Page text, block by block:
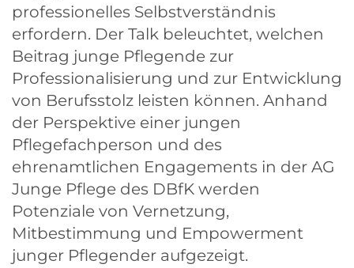
professionelles Selbstverständnis
erfordern. Der Talk beleuchtet, welchen
Beitrag junge Pflegende zur
Professionalisierung und zur Entwicklung
von Berufsstolz leisten können. Anhand
der Perspektive einer jungen
Pflegefachperson und des
ehrenamtlichen Engagements in der AG
Junge Pflege des DBfK werden
Potenziale von Vernetzung,
Mitbestimmung und Empowerment
junger Pflegender aufgezeigt.